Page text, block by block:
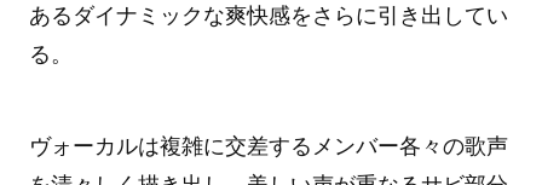
あるダイナミックな爽快感をさらに引き出してい
る。
ヴォーカルは複雑に交差するメンバー各々の歌声